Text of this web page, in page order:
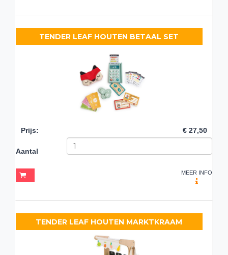
TENDER LEAF HOUTEN BETAAL SET
Prijs: € 27,50
Aantal
MEER INFO
TENDER LEAF HOUTEN MARKTKRAAM